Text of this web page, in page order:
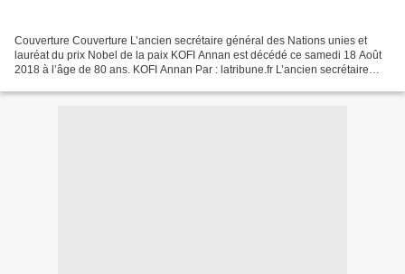
Couverture Couverture L’ancien secrétaire général des Nations unies et
lauréat du prix Nobel de la paix KOFI Annan est décédé ce samedi 18 Août
2018 à l’âge de 80 ans. KOFI Annan Par : latribune.fr L’ancien secrétaire